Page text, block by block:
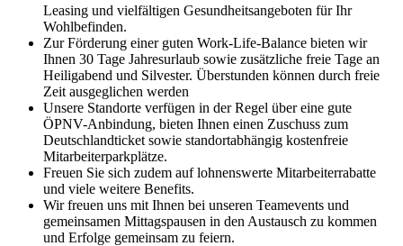
Leasing und vielfältigen Gesundheitsangeboten für Ihr
Wohlbefinden.
Zur Förderung einer guten Work-Life-Balance bieten wir
Ihnen 30 Tage Jahresurlaub sowie zusätzliche freie Tage an
Heiligabend und Silvester. Überstunden können durch freie
Zeit ausgeglichen werden
Unsere Standorte verfügen in der Regel über eine gute
ÖPNV-Anbindung, bieten Ihnen einen Zuschuss zum
Deutschlandticket sowie standortabhängig kostenfreie
Mitarbeiterparkplätze.
Freuen Sie sich zudem auf lohnenswerte Mitarbeiterrabatte
und viele weitere Benefits.
Wir freuen uns mit Ihnen bei unseren Teamevents und
gemeinsamen Mittagspausen in den Austausch zu kommen
und Erfolge gemeinsam zu feiern.